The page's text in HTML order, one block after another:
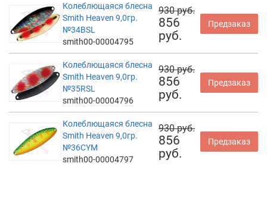
Колеблющаяся блесна
Smith Heaven 9,0гр.
№34BSL
smith00-00004795
930 руб.
856
руб.
Предзаказ
Колеблющаяся блесна
Smith Heaven 9,0гр.
№35RSL
smith00-00004796
930 руб.
856
руб.
Предзаказ
Колеблющаяся блесна
Smith Heaven 9,0гр.
№36CYM
smith00-00004797
930 руб.
856
руб.
Предзаказ